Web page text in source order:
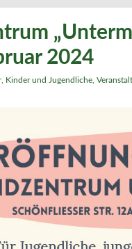
2024
, Kinder und Jugendliche